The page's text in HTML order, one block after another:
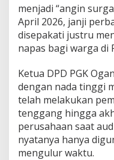
P
T
S
P
F
!
U
d
a
r
a
M
a
s
i
menjadi “angin
April 2026, janji
disepakati justru
napas bagi warga di
Ketua DPD PGK
dengan nada tinggi
telah melakukan
tenggang hingga
perusahaan saat
nyatanya hanya
mengulur waktu.